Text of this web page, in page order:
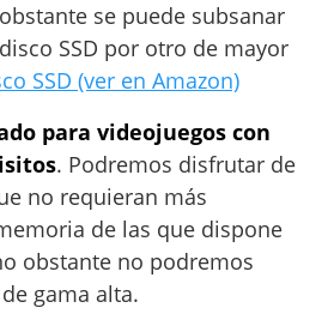
se puede subsanar
SSD por otro de mayor
SSD (ver en Amazon)
para videojuegos con
. Podremos disfrutar de
no requieran más
de las que dispone
obstante no podremos
gama alta.